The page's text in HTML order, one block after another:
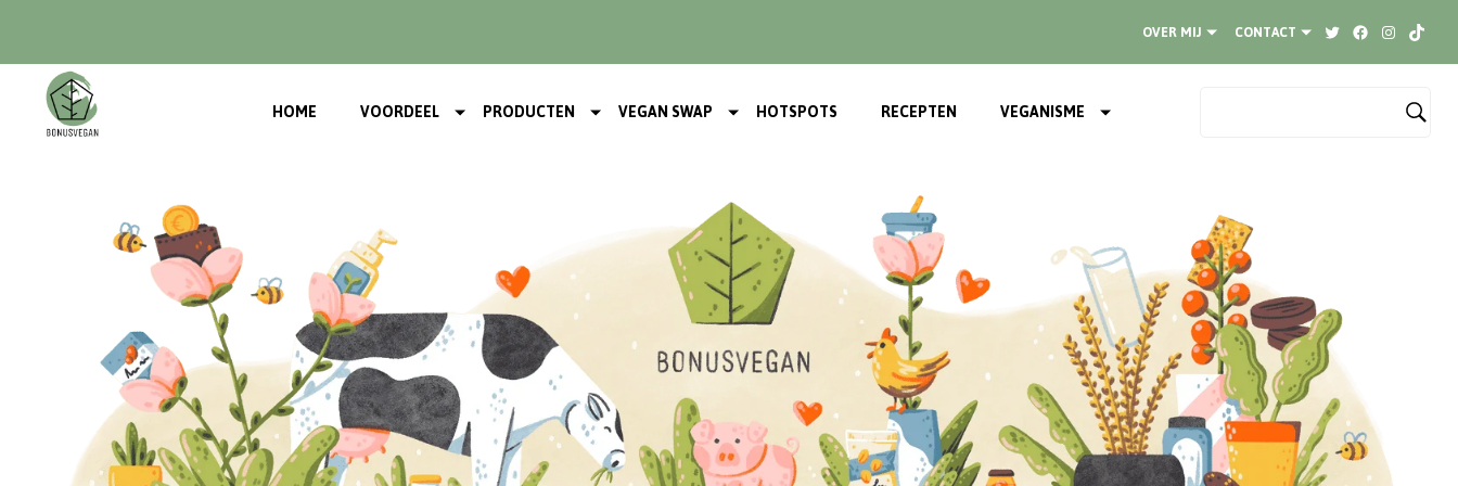
OVER MIJ CONTACT TwitterFacebook
Instagram
TikTok
HOME VOORDEEL PRODUCTEN VEGAN SWAP HOTSPOTS RECEPTEN VEGANISME